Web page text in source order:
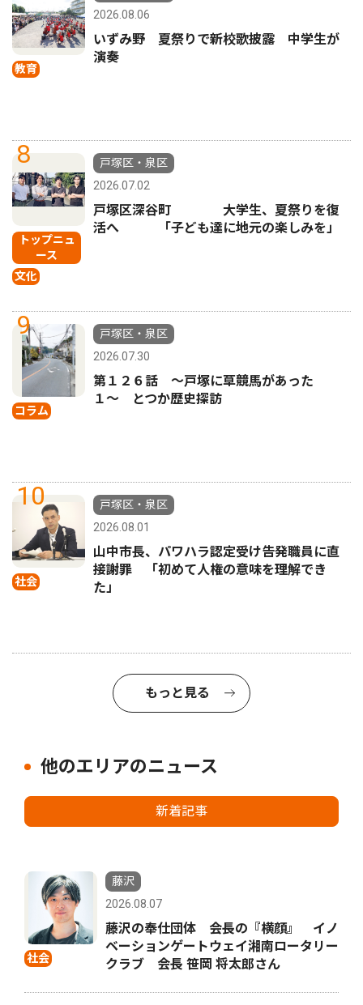
教育
2026.08.06
いずみ野 夏祭りで新校歌披露 中学生が
演奏
8
トップニュ
ース
文化
戸塚区・泉区
2026.07.02
戸塚区深谷町 大学生、夏祭りを復
活へ 「子ども達に地元の楽しみを」
9
コラム
戸塚区・泉区
2026.07.30
第１２６話 〜戸塚に草競馬があった
１〜 とつか歴史探訪
10
社会
戸塚区・泉区
2026.08.01
山中市長、パワハラ認定受け告発職員に直
接謝罪 「初めて人権の意味を理解でき
た」
もっと見る
他のエリアのニュース
新着記事
社会
藤沢
2026.08.07
藤沢の奉仕団体 会長の『横顔』 イノ
ベーションゲートウェイ湘南ロータリー
クラブ 会長 笹岡 将太郎さん